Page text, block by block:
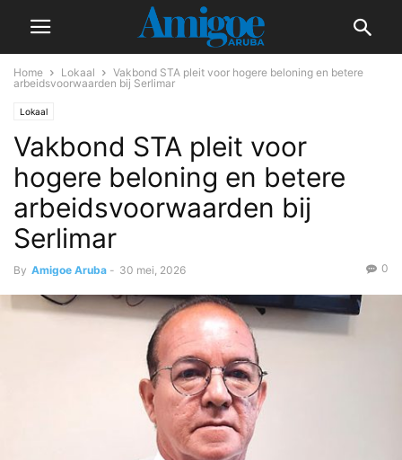
Home Lokaal
Vakbond STA pleit voor hogere beloning en betere
arbeidsvoorwaarden bij Serlimar
Lokaal
Vakbond STA pleit voor
hogere beloning en betere
arbeidsvoorwaarden bij
Serlimar
By Amigoe Aruba - 30 mei, 2026 0